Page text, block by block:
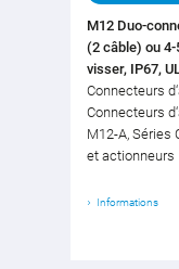
M12 Duo-
(2 câble) ou
visser, IP67,
Connecteurs
Connecteurs
M12-A, Séries
et actionneurs
Informations